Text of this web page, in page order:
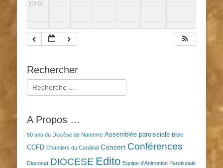
23h00
Rechercher
Rechercher :
A Propos …
50 ans du Diocèse de Nanterre Assemblée paroissiale Bible
CCFD Chantiers du Cardinal Concert Conférences
Diaconat DIOCESE Edito Equipe d'Animation Paroissiale